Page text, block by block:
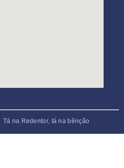
Tá na Redentor, tá na bênção